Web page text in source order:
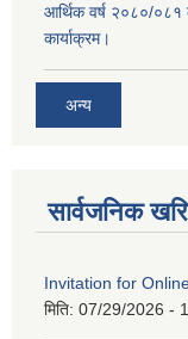
आर्थिक वर्ष २०८०/०८१
कार्याक्रम।
अन्य
सार्वजनिक
Invitation for
मिति: 07/29/2026 -